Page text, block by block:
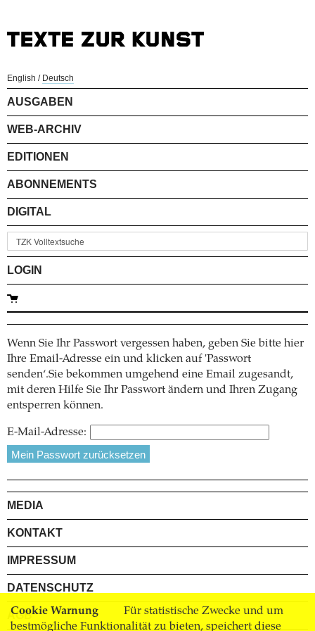
Cookie Warnung
Für statistische Zwecke und um
bestmögliche Funktionalität zu bieten, speichert diese
English / Deutsch
AUSGABEN
WEB-ARCHIV
EDITIONEN
ABONNEMENTS
DIGITAL
LOGIN
Wenn Sie Ihr Passwort vergessen haben, geben Sie bitte hier
Ihre Email-Adresse ein und klicken auf 'Passwort
senden‘.Sie bekommen umgehend eine Email zugesandt,
mit deren Hilfe Sie Ihr Passwort ändern und Ihren Zugang
entsperren können.
E-Mail-Adresse:
MEDIA
KONTAKT
IMPRESSUM
DATENSCHUTZ
AGB